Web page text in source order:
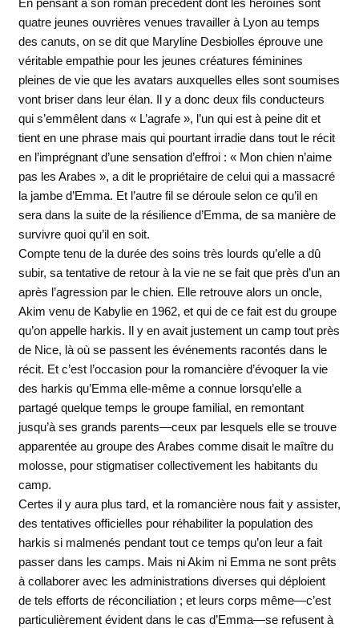
En pensant à son roman précédent dont les héroïnes sont
quatre jeunes ouvrières venues travailler à Lyon au temps
des canuts, on se dit que Maryline Desbiolles éprouve une
véritable empathie pour les jeunes créatures féminines
pleines de vie que les avatars auxquelles elles sont soumises
vont briser dans leur élan. Il y a donc deux fils conducteurs
qui s’emmêlent dans « L’agrafe », l’un qui est à peine dit et
tient en une phrase mais qui pourtant irradie dans tout le récit
en l’imprégnant d’une sensation d’effroi : « Mon chien n’aime
pas les Arabes », a dit le propriétaire de celui qui a massacré
la jambe d’Emma. Et l’autre fil se déroule selon ce qu’il en
sera dans la suite de la résilience d’Emma, de sa manière de
survivre quoi qu’il en soit.
Compte tenu de la durée des soins très lourds qu’elle a dû
subir, sa tentative de retour à la vie ne se fait que près d’un an
après l’agression par le chien. Elle retrouve alors un oncle,
Akim venu de Kabylie en 1962, et qui de ce fait est du groupe
qu’on appelle harkis. Il y en avait justement un camp tout près
de Nice, là où se passent les événements racontés dans le
récit. Et c’est l’occasion pour la romancière d’évoquer la vie
des harkis qu’Emma elle-même a connue lorsqu’elle a
partagé quelque temps le groupe familial, en remontant
jusqu’à ses grands parents—ceux par lesquels elle se trouve
apparentée au groupe des Arabes comme disait le maître du
molosse, pour stigmatiser collectivement les habitants du
camp.
Certes il y aura plus tard, et la romancière nous fait y assister,
des tentatives officielles pour réhabiliter la population des
harkis si malmenés pendant tout ce temps qu’on leur a fait
passer dans les camps. Mais ni Akim ni Emma ne sont prêts
à collaborer avec les administrations diverses qui déploient
de tels efforts de réconciliation ; et leurs corps même—c’est
particulièrement évident dans le cas d’Emma—se refusent à